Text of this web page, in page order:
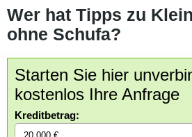
Wer hat Tipps zu
ohne Schufa?
Starten Sie hier
kostenlos Ihre Anfrage
Kreditbetrag: